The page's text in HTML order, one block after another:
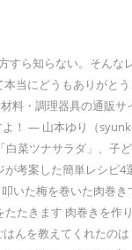
ら知らない。そん
当にどうもありが
・調理器具の通販
— 山本ゆり（
菜ツナサラダ」、
考案した簡単レシ
た梅を巻いた肉巻
きます 肉巻きを
を教えてくれたの